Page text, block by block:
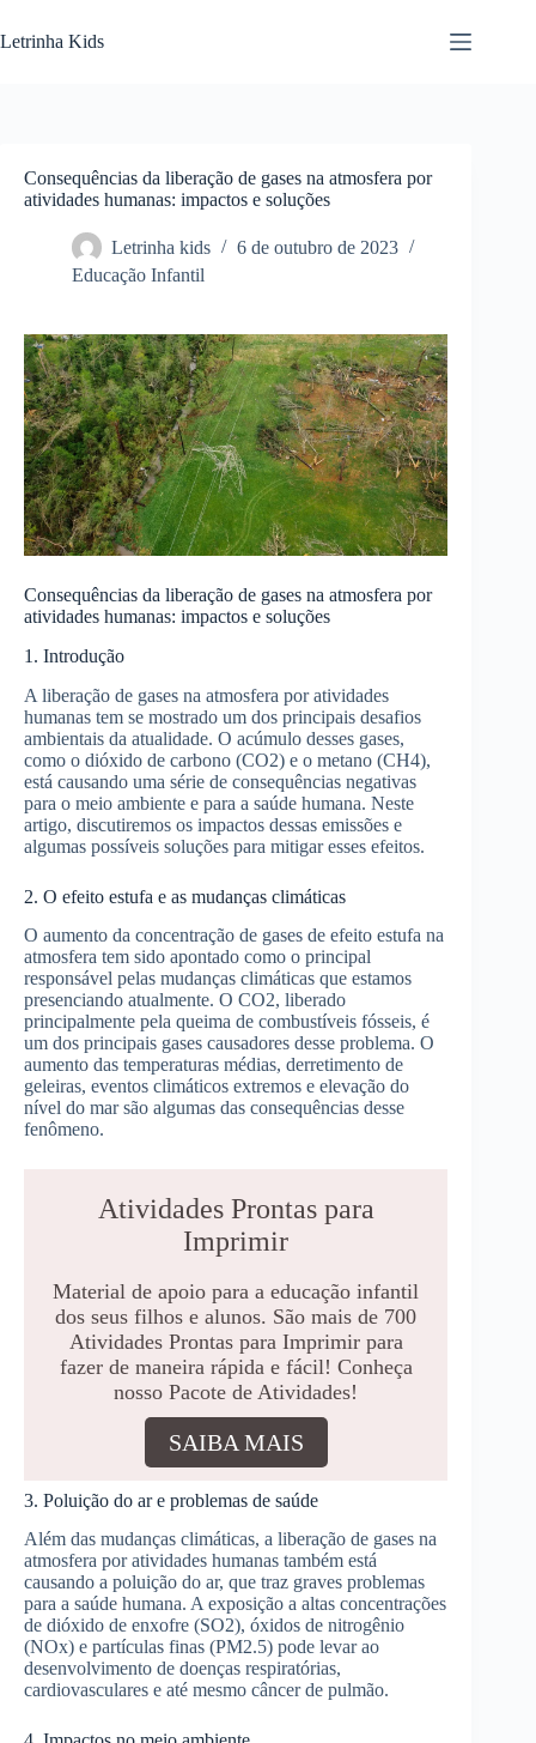
Letrinha Kids
Consequências da liberação de gases na atmosfera por
atividades humanas: impactos e soluções
Letrinha kids
6 de outubro de 2023
Educação Infantil
Consequências da liberação de gases na atmosfera por
atividades humanas: impactos e soluções
1. Introdução
A liberação de gases na atmosfera por atividades
humanas tem se mostrado um dos principais desafios
ambientais da atualidade. O acúmulo desses gases,
como o dióxido de carbono (CO2) e o metano (CH4),
está causando uma série de consequências negativas
para o meio ambiente e para a saúde humana. Neste
artigo, discutiremos os impactos dessas emissões e
algumas possíveis soluções para mitigar esses efeitos.
2. O efeito estufa e as mudanças climáticas
O aumento da concentração de gases de efeito estufa na
atmosfera tem sido apontado como o principal
responsável pelas mudanças climáticas que estamos
presenciando atualmente. O CO2, liberado
principalmente pela queima de combustíveis fósseis, é
um dos principais gases causadores desse problema. O
aumento das temperaturas médias, derretimento de
geleiras, eventos climáticos extremos e elevação do
nível do mar são algumas das consequências desse
fenômeno.
Atividades Prontas para
Imprimir
Material de apoio para a educação infantil
dos seus filhos e alunos. São mais de 700
Atividades Prontas para Imprimir para
fazer de maneira rápida e fácil! Conheça
nosso Pacote de Atividades!
SAIBA MAIS
3. Poluição do ar e problemas de saúde
Além das mudanças climáticas, a liberação de gases na
atmosfera por atividades humanas também está
causando a poluição do ar, que traz graves problemas
para a saúde humana. A exposição a altas concentrações
de dióxido de enxofre (SO2), óxidos de nitrogênio
(NOx) e partículas finas (PM2.5) pode levar ao
desenvolvimento de doenças respiratórias,
cardiovasculares e até mesmo câncer de pulmão.